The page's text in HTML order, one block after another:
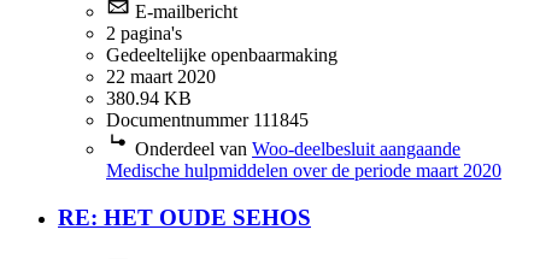
E-mailbericht
2 pagina's
Gedeeltelijke openbaarmaking
22 maart 2020
380.94 KB
Documentnummer 111845
Onderdeel van Woo-deelbesluit aangaande
Medische hulpmiddelen over de periode maart 2020
RE: HET OUDE SEHOS